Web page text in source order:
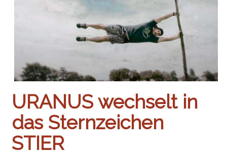
URANUS wechselt in
das Sternzeichen
STIER